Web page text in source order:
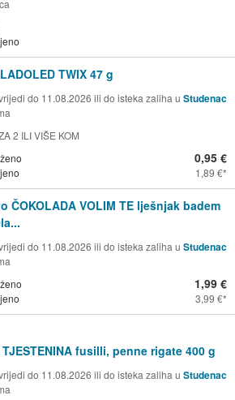
TWIX 47 g
do 11.08.2026 ili do isteka zaliha u Studenac
2 ILI VIŠE KOM
0,95 €
1,89 €
ČOKOLADA VOLIM TE lješnjak badem
do 11.08.2026 ili do isteka zaliha u Studenac
1,99 €
3,99 €
fusilli, penne rigate 400 g
do 11.08.2026 ili do isteka zaliha u Studenac